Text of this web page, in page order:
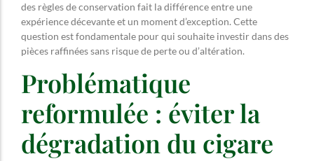
des règles de conservation fait la différence entre une
expérience décevante et un moment d’exception. Cette
question est fondamentale pour qui souhaite investir dans des
pièces raffinées sans risque de perte ou d’altération.
Problématique
reformulée : éviter la
dégradation du cigare